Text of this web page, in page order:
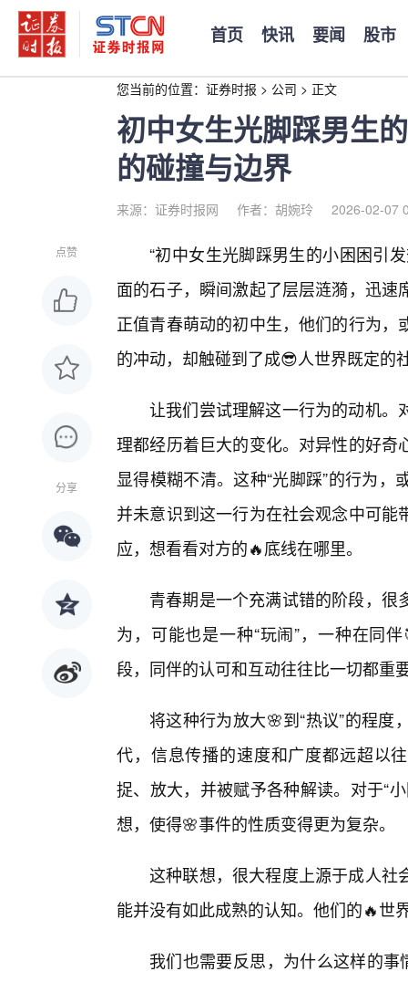
首页 快讯 要闻 股市
您当前的位置： 证券时报 > 公司 > 正文
初中女生光脚踩男生
的碰撞与边界
来源：证券时报网 作者：胡婉玲 2026-02-07
点赞
分享
“初中女生光脚踩男生的小困困引
面的石子，瞬间激起了层层涟漪，迅
正值青春萌动的初中生，他们的行为
的冲动，却触碰到了成😎人世界既定的
让我们尝试理解这一行为的动机。
理都经历着巨大的变化。对异性的好
显得模糊不清。这种“光脚踩”的行为
并未意识到这一行为在社会观念中可
应，想看看对方的🔥底线在哪里。
青春期是一个充满试错的阶段，
为，可能也是一种“玩闹”，一种在同
段，同伴的认可和互动往往比一切都重
将这种行为放大🌸到“热议”的程
代，信息传播的速度和广度都远超以
捉、放大，并被赋予各种解读。对于“
想，使得🌸事件的性质变得更为复杂。
这种联想，很大程度上源于成人社
能并没有如此成熟的认知。他们的🔥世
我们也需要反思，为什么这样的事